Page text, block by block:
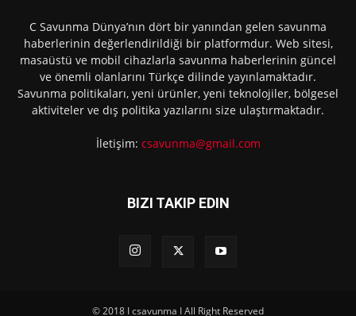
C Savunma Dünya’nın dört bir yanından gelen savunma
haberlerinin değerlendirildiği bir platformdur. Web sitesi,
masaüstü ve mobil cihazlarla savunma haberlerinin güncel
ve önemli olanlarını Türkçe dilinde yayınlamaktadır.
Savunma politikaları, yeni ürünler, yeni teknolojiler, bölgesel
aktiviteler ve dış politika yazılarını size ulaştırmaktadır.
İletişim: csavunma@gmail.com
BIZI TAKIP EDIN
© 2018 I csavunma I All Right Reserved